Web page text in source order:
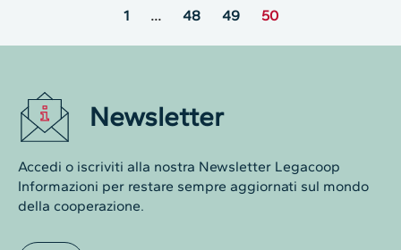
1 … 48 49 50
Newsletter
Accedi o iscriviti alla nostra Newsletter Legacoop
Informazioni per restare sempre aggiornati sul mondo
della cooperazione.